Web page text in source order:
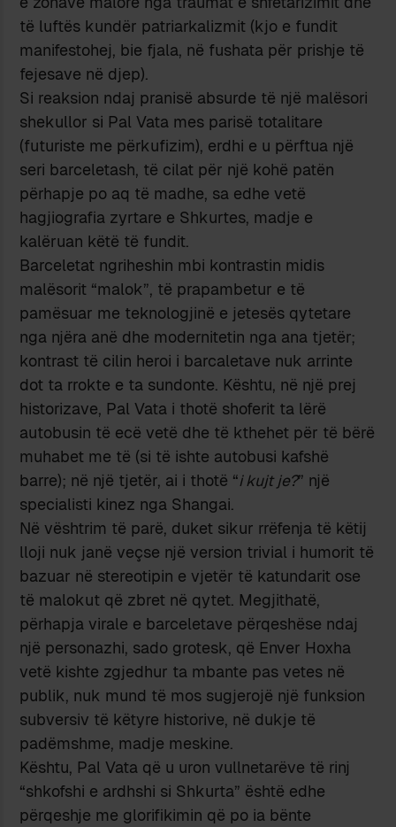
të luftës kundër patriarkalizmit (kjo e fundit
manifestohej, bie fjala, në fushata për prishje të
fejesave në djep).
Si reaksion ndaj pranisë absurde të një malësori
shekullor si Pal Vata mes parisë totalitare
(futuriste me përkufizim), erdhi e u përftua një
seri barceletash, të cilat për një kohë patën
përhapje po aq të madhe, sa edhe vetë
hagjiografia zyrtare e Shkurtes, madje e
kalëruan këtë të fundit.
Barceletat ngriheshin mbi kontrastin midis
malësorit “malok”, të prapambetur e të
pamësuar me teknologjinë e jetesës qytetare
nga njëra anë dhe modernitetin nga ana tjetër;
kontrast të cilin heroi i barcaletave nuk arrinte
dot ta rrokte e ta sundonte. Kështu, në një prej
historizave, Pal Vata i thotë shoferit ta lërë
autobusin të ecë vetë dhe të kthehet për të bërë
muhabet me të (si të ishte autobusi kafshë
barre); në një tjetër, ai i thotë “i kujt je?” një
specialisti kinez nga Shangai.
Në vështrim të parë, duket sikur rrëfenja të këtij
lloji nuk janë veçse një version trivial i humorit të
bazuar në stereotipin e vjetër të katundarit ose
të malokut që zbret në qytet. Megjithatë,
përhapja virale e barceletave përqeshëse ndaj
një personazhi, sado grotesk, që Enver Hoxha
vetë kishte zgjedhur ta mbante pas vetes në
publik, nuk mund të mos sugjerojë një funksion
subversiv të këtyre historive, në dukje të
padëmshme, madje meskine.
Kështu, Pal Vata që u uron vullnetarëve të rinj
“shkofshi e ardhshi si Shkurta” është edhe
përqeshje me glorifikimin që po ia bënte